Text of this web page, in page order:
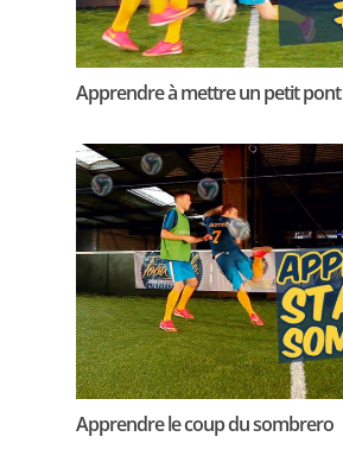
Apprendre à mettre un petit pont
Apprendre le coup du sombrero